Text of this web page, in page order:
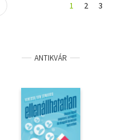
1 2 3
ANTIKVÁR